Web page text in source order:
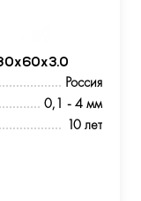
Россия
0,1 - 4 мм
10 лет